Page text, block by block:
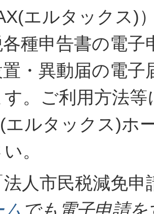
エルタックス)
種申告書の電子
・異動届の電子
。ご利用方法
エルタックス)ホ
。
法人市民税減免申
でも電子申請